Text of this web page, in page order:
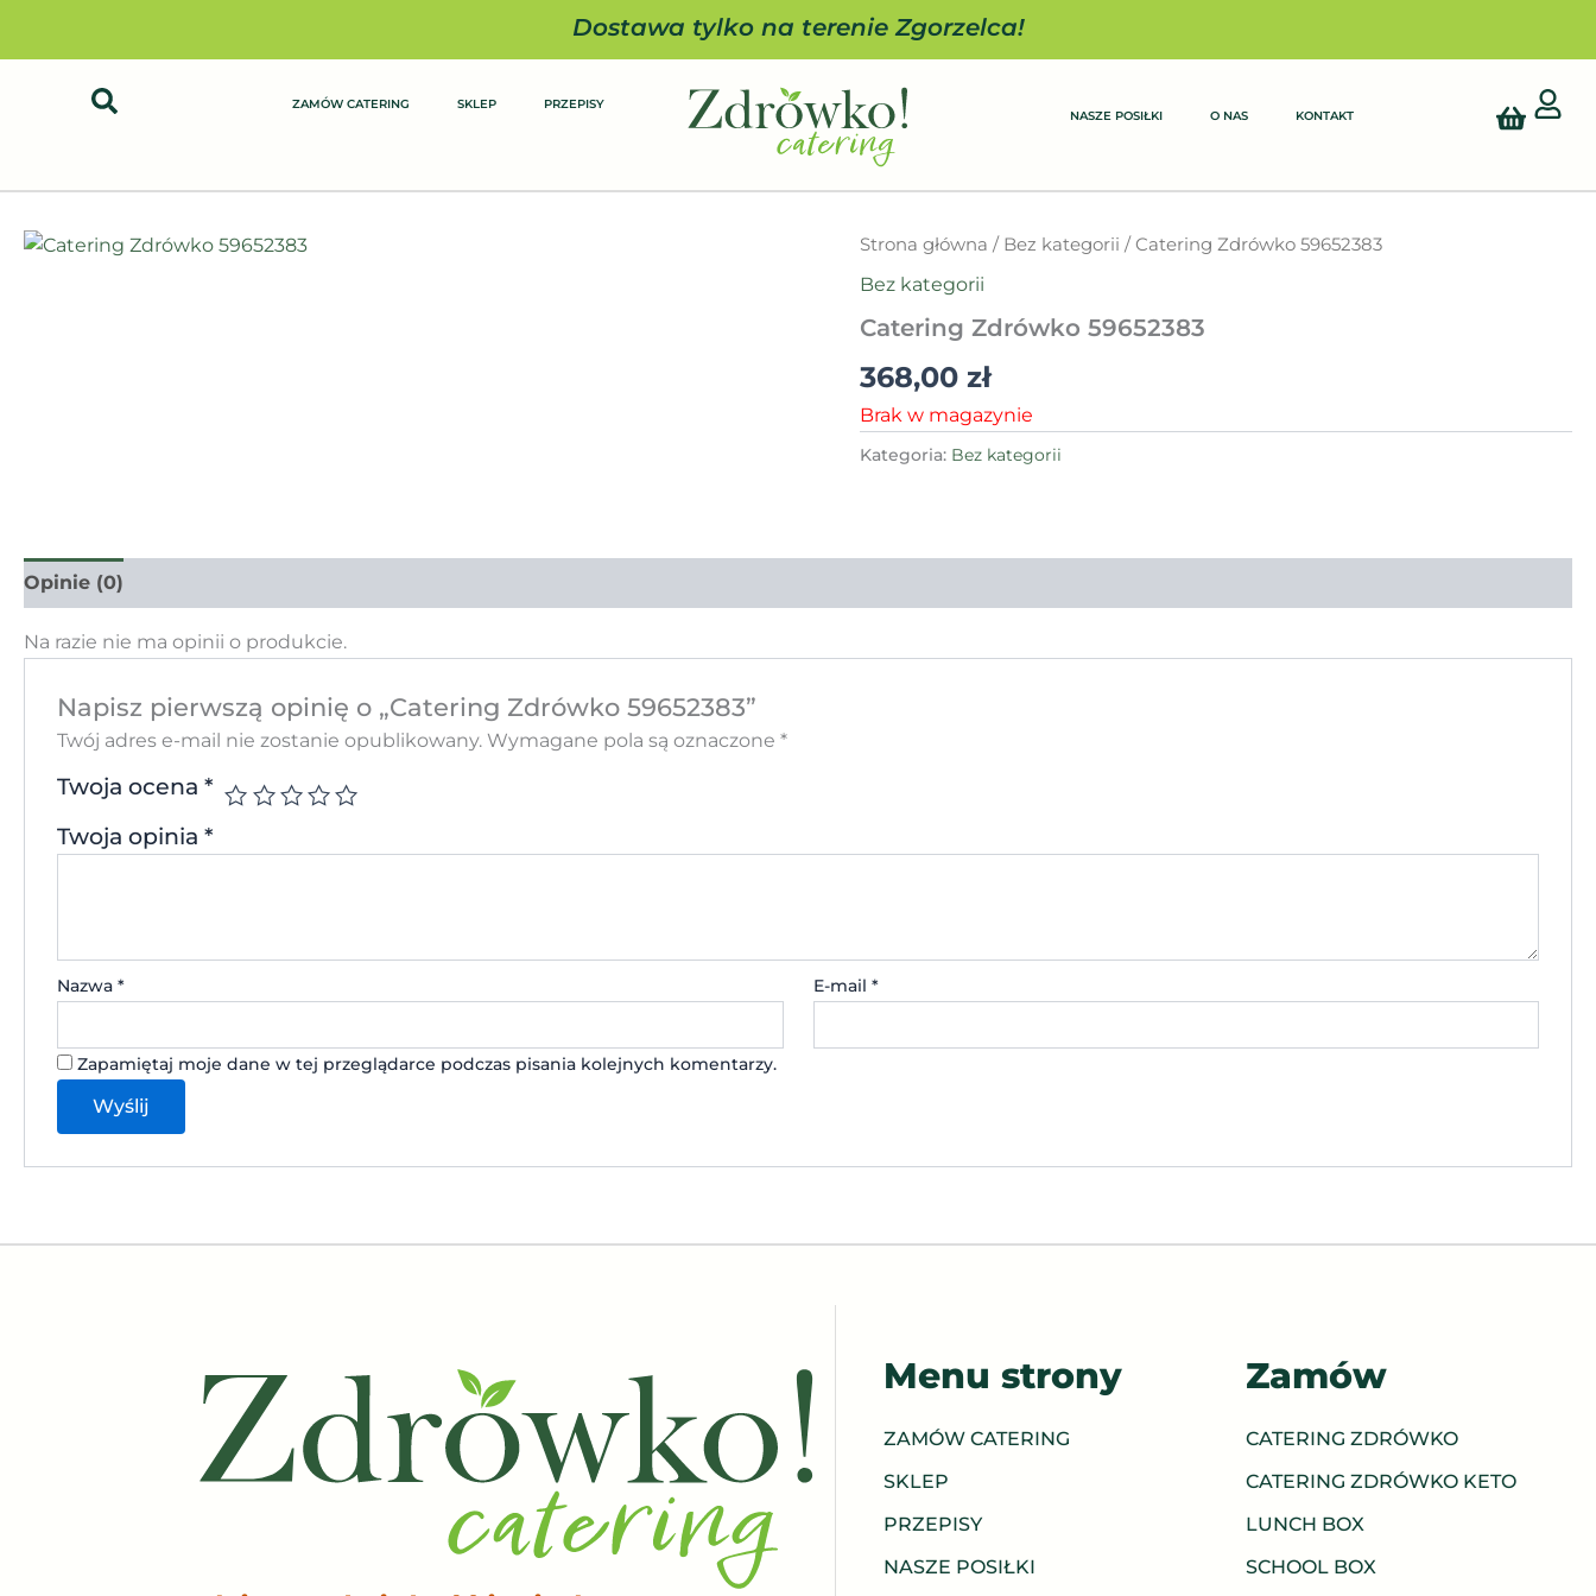
Dostawa tylko na terenie Zgorzelca!
ZAMÓW CATERING SKLEP PRZEPISY
NASZE POSIŁKI O NAS KONTAKT Cart
Strona główna / Bez kategorii / Catering Zdrówko 59652383
Bez kategorii
Catering Zdrówko 59652383
368,00zł
Brak w magazynie
Kategoria: Bez kategorii
Opinie (0)
Na razie nie ma opinii o produkcie.
Napisz pierwszą opinię o „Catering Zdrówko 59652383”
Twój adres e-mail nie zostanie opublikowany. Wymagane pola są oznaczone *
Twoja ocena *
Twoja opinia *
Nazwa * E-mail *
Zapamiętaj moje dane w tej przeglądarce podczas pisania kolejnych komentarzy.
Menu strony
ZAMÓW CATERING
SKLEP
PRZEPISY
NASZE POSIŁKI
Zamów
CATERING ZDRÓWKO
CATERING ZDRÓWKO KETO
LUNCH BOX
SCHOOL BOX